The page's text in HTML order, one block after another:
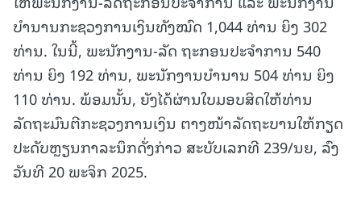
ບໍານານກະຊວງການເງິນທັງໝົດ 1,044 ທ່ານ ຍິງ 302
ທ່ານ. ໃນນີ້, ພະນັກງານ-ລັດ ຖະກອນປະຈໍາການ 540
ທ່ານ ຍິງ 192 ທ່ານ, ພະນັກງານບໍານານ 504 ທ່ານ ຍິງ
110 ທ່ານ. ພ້ອມນັ້ນ, ຍັງໄດ້ຜ່ານໃບມອບສິດໃຫ້ທ່ານ
ລັດຖະມົນຕີກະຊວງການເງິນ ຕາງໜ້າລັດຖະບານໃຫ້ກຽດ
ປະດັບຫຼຽນກາລະນຶກດັ່ງກ່າວ ສະບັບເລກທີ 239/ນຍ, ລົງ
ວັນທີ 20 ພະຈິກ 2025.